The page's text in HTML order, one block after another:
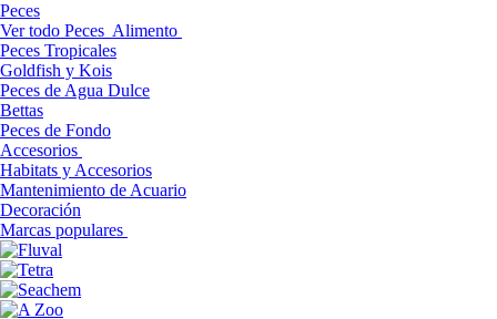
Peces
Ver todo Peces Alimento
Peces Tropicales
Goldfish y Kois
Peces de Agua Dulce
Bettas
Peces de Fondo
Accesorios
Habitats y Accesorios
Mantenimiento de Acuario
Decoración
Marcas populares